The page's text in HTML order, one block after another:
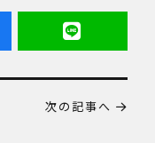
次の記事へ